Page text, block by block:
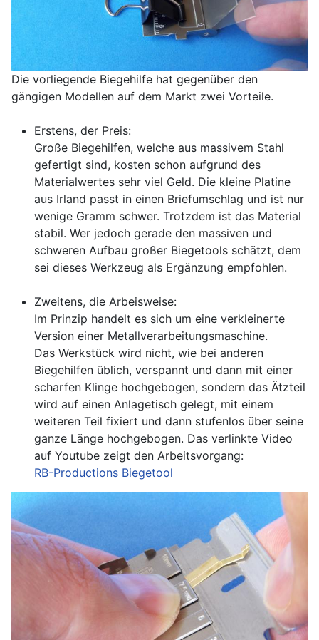
Die vorliegende Biegehilfe hat gegenüber den
gängigen Modellen auf dem Markt zwei Vorteile.
Erstens, der Preis:
Große Biegehilfen, welche aus massivem Stahl
gefertigt sind, kosten schon aufgrund des
Materialwertes sehr viel Geld. Die kleine Platine
aus Irland passt in einen Briefumschlag und ist nur
wenige Gramm schwer. Trotzdem ist das Material
stabil. Wer jedoch gerade den massiven und
schweren Aufbau großer Biegetools schätzt, dem
sei dieses Werkzeug als Ergänzung empfohlen.
Zweitens, die Arbeisweise:
Im Prinzip handelt es sich um eine verkleinerte
Version einer Metallverarbeitungsmaschine.
Das Werkstück wird nicht, wie bei anderen
Biegehilfen üblich, verspannt und dann mit einer
scharfen Klinge hochgebogen, sondern das Ätzteil
wird auf einen Anlagetisch gelegt, mit einem
weiteren Teil fixiert und dann stufenlos über seine
ganze Länge hochgebogen. Das verlinkte Video
auf Youtube zeigt den Arbeitsvorgang:
RB-Productions Biegetool